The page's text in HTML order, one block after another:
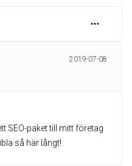
2019-07-08
SEO-paket till mitt företag
så här långt!